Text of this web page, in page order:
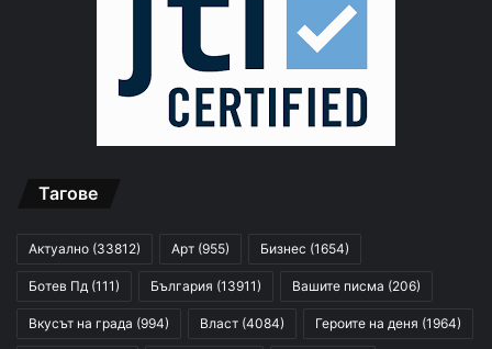
Тагове
Актуално (33812) Арт (955) Бизнес (1654)
Ботев Пд (111) България (13911) Вашите писма (206)
Вкусът на града (994) Власт (4084) Героите на деня (1964)